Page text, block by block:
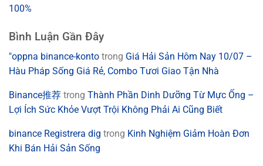
100%
Bình Luận Gần Đây
"oppna binance-konto trong Giá Hải Sản Hôm Nay 10/07 –
Hàu Pháp Sống Giá Rẻ, Combo Tươi Giao Tận Nhà
Binance推荐 trong Thành Phần Dinh Dưỡng Từ Mực Ống –
Lợi Ích Sức Khỏe Vượt Trội Không Phải Ai Cũng Biết
binance Registrera dig trong Kinh Nghiệm Giảm Hoàn Đơn
Khi Bán Hải Sản Sống